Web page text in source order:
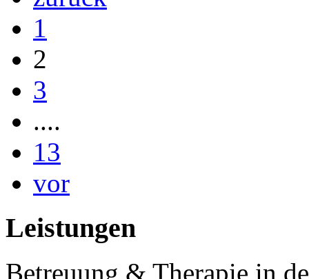
1
2
3
....
13
vor
Leistungen
Betreuung & Therapie in